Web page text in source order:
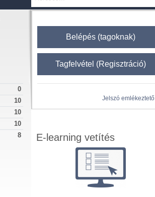
0
10
10
10
8
Belépés (tagoknak)
Tagfelvétel (Regisztráció)
Jelszó emlékeztető
E-learning vetítés